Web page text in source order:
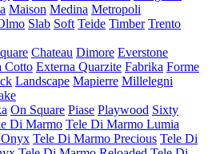
Maison Medina Metropoli
Slab Soft Teide Timber Trento
Chateau Dimore Everstone
Cotto Externa Quarzite Fabrika Forme
Landscape Mapierre Millelegni
On Square Piase Playwood Sixty
Di Marmo Tele Di Marmo Lumia
Tele Di Marmo Precious Tele Di